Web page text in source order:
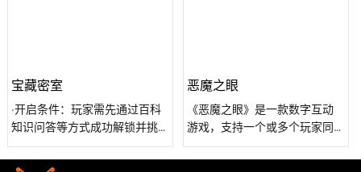
忘的回忆。VR探索兵团，简单
闲、科普教育的好伙伴！
宝藏密室
·开启条件：玩家需先通过百科
知识问答等方式成功解锁并挑
战完其他常规密室后，才有机
会进入宝藏密室。 ·游戏规则：
恶魔之眼
《恶魔之眼》是一款数字互动
游戏，支持一个或多个玩家同
时进入到墙面装有多个数字互
动屏的游戏房内进行闯关游